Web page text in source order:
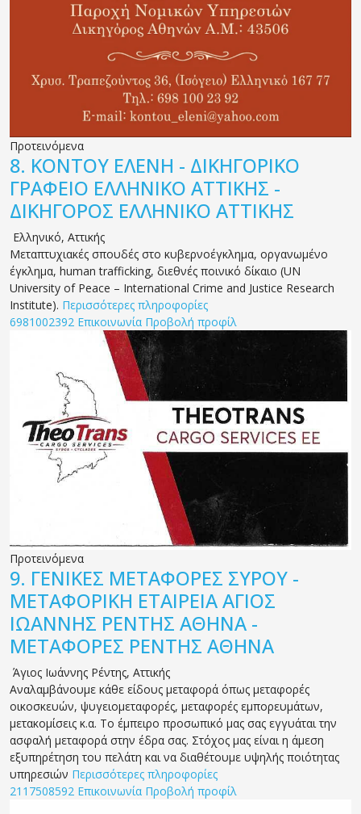
Προτεινόμενα
8. ΚΟΝΤΟΥ ΕΛΕΝΗ - ΔΙΚΗΓΟΡΙΚΟ
ΓΡΑΦΕΙΟ ΕΛΛΗΝΙΚΟ ΑΤΤΙΚΗΣ -
ΔΙΚΗΓΟΡΟΣ ΕΛΛΗΝΙΚΟ ΑΤΤΙΚΗΣ
Ελληνικό, Αττικής
Μεταπτυχιακές σπουδές στο κυβερνοέγκλημα, οργανωμένο
έγκλημα, human trafficking, διεθνές ποινικό δίκαιο (UN
University of Peace – International Crime and Justice Research
Institute). Περισσότερες πληροφορίες
6981002392 Επικοινωνία Προβολή προφίλ
Προτεινόμενα
9. ΓΕΝΙΚΕΣ ΜΕΤΑΦΟΡΕΣ ΣΥΡΟΥ -
ΜΕΤΑΦΟΡΙΚΗ ΕΤΑΙΡΕΙΑ ΑΓΙΟΣ
ΙΩΑΝΝΗΣ ΡΕΝΤΗΣ ΑΘΗΝΑ -
ΜΕΤΑΦΟΡΕΣ ΡΕΝΤΗΣ ΑΘΗΝΑ
Άγιος Ιωάννης Ρέντης, Αττικής
Αναλαμβάνουμε κάθε είδους μεταφορά όπως μεταφορές
οικοσκευών, ψυγειομεταφορές, μεταφορές εμπορευμάτων,
μετακομίσεις κ.α. Το έμπειρο προσωπικό μας σας εγγυάται την
ασφαλή μεταφορά στην έδρα σας. Στόχος μας είναι η άμεση
εξυπηρέτηση του πελάτη και να διαθέτουμε υψηλής ποιότητας
υπηρεσιών Περισσότερες πληροφορίες
2117508592 Επικοινωνία Προβολή προφίλ